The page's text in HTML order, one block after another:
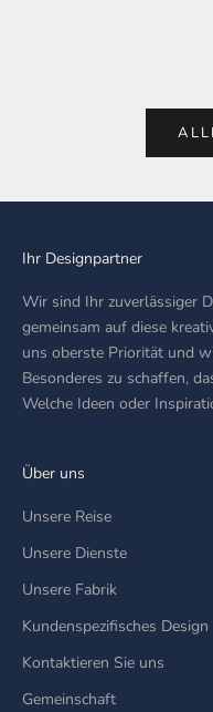
Ihr Designpartner
Wir sind Ihr zuverlässiger
gemeinsam auf diese
uns oberste Priorität und
Besonderes zu schaffen,
Welche Ideen oder
Über uns
Unsere Reise
Unsere Dienste
Unsere Fabrik
Kundenspezifisches Design
Kontaktieren Sie uns
Gemeinschaft